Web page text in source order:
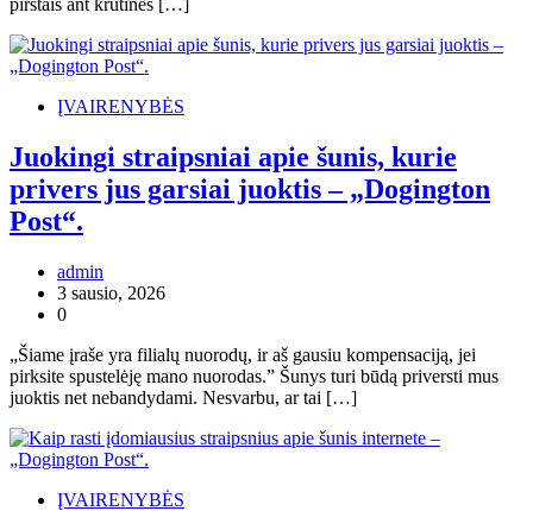
ĮVAIRENYBĖS
Juokingi straipsniai apie šunis, kurie
privers jus garsiai juoktis – „Dogington
Post“.
admin
3 sausio, 2026
0
„Šiame įraše yra filialų nuorodų, ir aš gausiu kompensaciją, jei
pirksite spustelėję mano nuorodas.” Šunys turi būdą priversti mus
juoktis net nebandydami. Nesvarbu, ar tai […]
ĮVAIRENYBĖS